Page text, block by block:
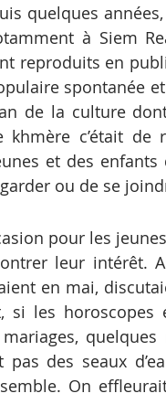
quelques
à Siem
reproduits en
spontanée
de la culture
khmère c’était
et des
ou de se
pour les
leur intérêt.
en mai,
les horoscopes
des seaux
On